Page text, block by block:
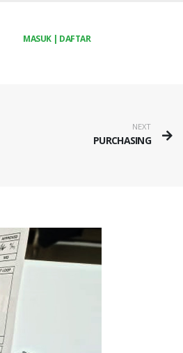
MASUK | DAFTAR
NEXT
PURCHASING